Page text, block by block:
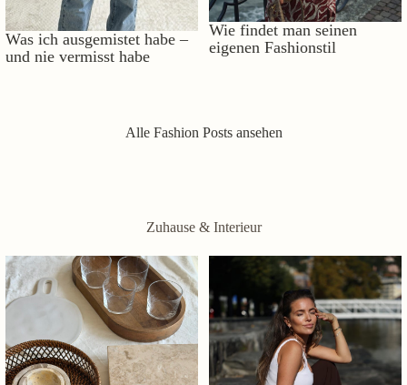
Was ich ausgemistet habe –
und nie vermisst habe
Wie findet man seinen
eigenen Fashionstil
Alle Fashion Posts ansehen
Zuhause & Interieur